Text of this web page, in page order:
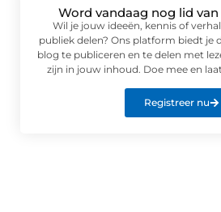
Word vandaag nog lid
Wil je jouw ideeën, kennis of
publiek delen? Ons platform biedt je
blog te publiceren en te delen met
zijn in jouw inhoud. Doe mee en
Registreer nu